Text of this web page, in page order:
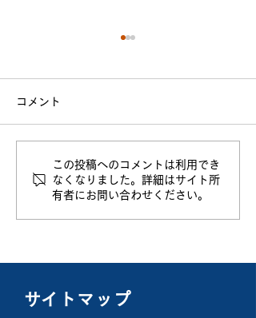
【植林活動】
コメント
この投稿へのコメントは利用でき
なくなりました。詳細はサイト所
有者にお問い合わせください。
​サイトマップ